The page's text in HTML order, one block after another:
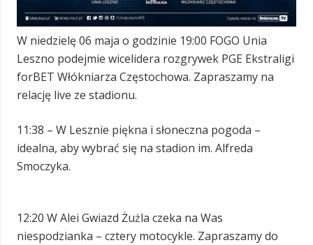
W niedzielę 06 maja o godzinie 19:00 FOGO Unia
Leszno podejmie wicelidera rozgrywek PGE Ekstraligi
forBET Włókniarza Częstochowa. Zapraszamy na
relację live ze stadionu.
11:38 – W Lesznie piękna i słoneczna pogoda –
idealna, aby wybrać się na stadion im. Alfreda
Smoczyka.
12:20 W Alei Gwiazd Żużla czeka na Was
niespodzianka – cztery motocykle. Zapraszamy do